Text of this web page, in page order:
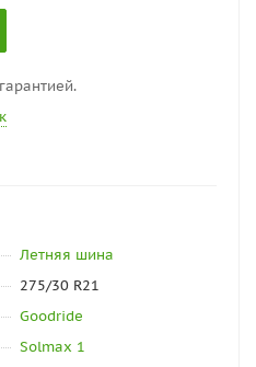
Летняя шина
275/30 R21
Goodride
Solmax 1